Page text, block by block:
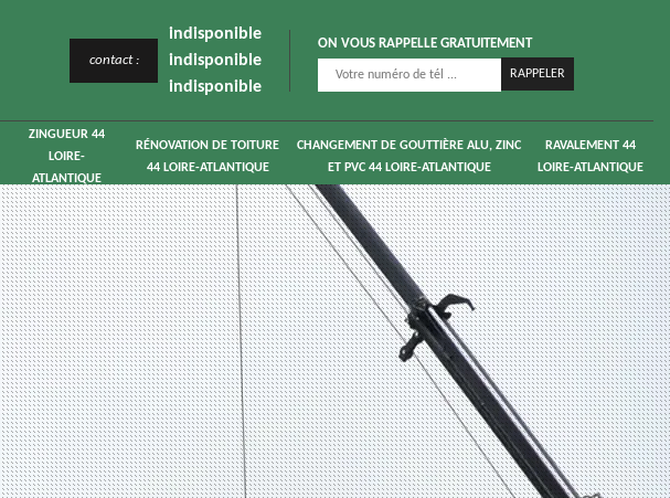
contact :
indisponible
indisponible
indisponible
ON VOUS RAPPELLE GRATUITEMENT
ZINGUEUR 44
LOIRE-
ATLANTIQUE
RÉNOVATION DE TOITURE
44 LOIRE-ATLANTIQUE
CHANGEMENT DE GOUTTIÈRE ALU, ZINC
ET PVC 44 LOIRE-ATLANTIQUE
RAVALEMENT 44
LOIRE-ATLANTIQUE